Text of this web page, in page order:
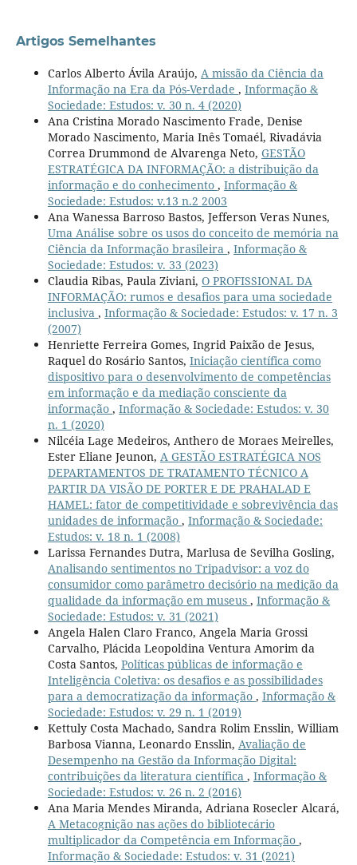
Artigos Semelhantes
Carlos Alberto Ávila Araújo, A missão da Ciência da
Informação na Era da Pós-Verdade , Informação &
Sociedade: Estudos: v. 30 n. 4 (2020)
Ana Cristina Morado Nascimento Frade, Denise
Morado Nascimento, Maria Inês Tomaél, Rivadávia
Correa Drummond de Alvarenga Neto, GESTÃO
ESTRATÉGICA DA INFORMAÇÃO: a distribuição da
informação e do conhecimento , Informação &
Sociedade: Estudos: v.13 n.2 2003
Ana Wanessa Barroso Bastos, Jefferson Veras Nunes,
Uma Análise sobre os usos do conceito de memória na
Ciência da Informação brasileira , Informação &
Sociedade: Estudos: v. 33 (2023)
Claudia Ribas, Paula Ziviani, O PROFISSIONAL DA
INFORMAÇÃO: rumos e desafios para uma sociedade
inclusiva , Informação & Sociedade: Estudos: v. 17 n. 3
(2007)
Henriette Ferreira Gomes, Ingrid Paixão de Jesus,
Raquel do Rosário Santos, Iniciação científica como
dispositivo para o desenvolvimento de competências
em informação e da mediação consciente da
informação , Informação & Sociedade: Estudos: v. 30
n. 1 (2020)
Nilcéia Lage Medeiros, Anthero de Moraes Meirelles,
Ester Eliane Jeunon, A GESTÃO ESTRATÉGICA NOS
DEPARTAMENTOS DE TRATAMENTO TÉCNICO A
PARTIR DA VISÃO DE PORTER E DE PRAHALAD E
HAMEL: fator de competitividade e sobrevivência das
unidades de informação , Informação & Sociedade:
Estudos: v. 18 n. 1 (2008)
Larissa Fernandes Dutra, Marlusa de Sevilha Gosling,
Analisando sentimentos no Tripadvisor: a voz do
consumidor como parâmetro decisório na medição da
qualidade da informação em museus , Informação &
Sociedade: Estudos: v. 31 (2021)
Angela Halen Claro Franco, Angela Maria Grossi
Carvalho, Plácida Leopoldina Ventura Amorim da
Costa Santos, Políticas públicas de informação e
Inteligência Coletiva: os desafios e as possibilidades
para a democratização da informação , Informação &
Sociedade: Estudos: v. 29 n. 1 (2019)
Kettuly Costa Machado, Sandra Rolim Ensslin, William
Barbosa Vianna, Leonardo Ensslin, Avaliação de
Desempenho na Gestão da Informação Digital:
contribuições da literatura científica , Informação &
Sociedade: Estudos: v. 26 n. 2 (2016)
Ana Maria Mendes Miranda, Adriana Rosecler Alcará,
A Metacognição nas ações do bibliotecário
multiplicador da Competência em Informação ,
Informação & Sociedade: Estudos: v. 31 (2021)